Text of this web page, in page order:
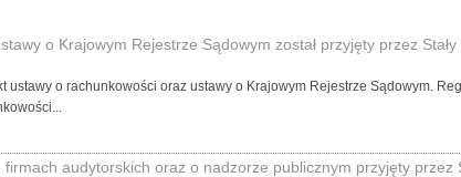
o Krajowym Rejestrze Sądowym został przyjęty przez
ustawy o rachunkowości oraz ustawy o Krajowym Rejestrze Sądowym.
audytorskich oraz o nadzorze publicznym przyjęty przez